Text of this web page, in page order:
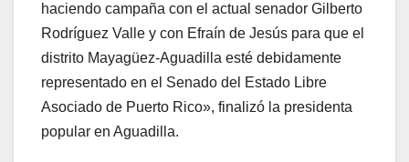
haciendo campaña con el actual senador Gilberto
Rodríguez Valle y con Efraín de Jesús para que el
distrito Mayagüez-Aguadilla esté debidamente
representado en el Senado del Estado Libre
Asociado de Puerto Rico», finalizó la presidenta
popular en Aguadilla.